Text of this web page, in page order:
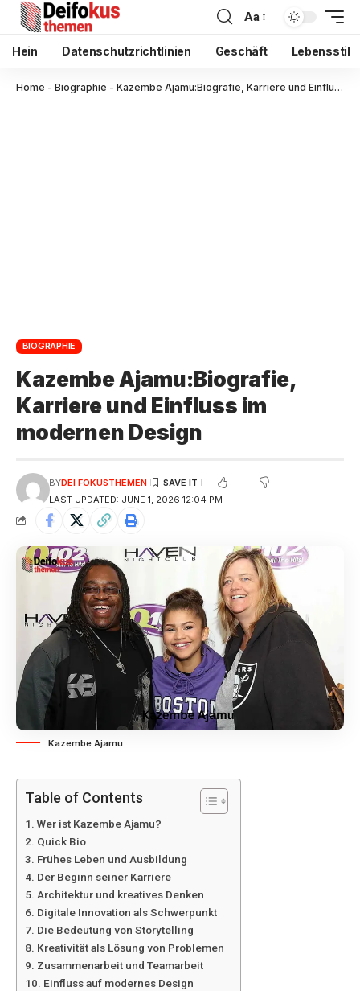
Aa
Hein Datenschutzrichtlinien Geschäft Lebensstil
Home - Biographie - Kazembe Ajamu:Biografie, Karriere und Einfluss im modernen Design
BIOGRAPHIE
Kazembe Ajamu:Biografie,
Karriere und Einfluss im
modernen Design
LAST UPDATED: JUNE 1, 2026 12:04 PM
BYDEI FOKUSTHEMEN
Kazembe Ajamu
Table of Contents
Wer ist Kazembe Ajamu?
Quick Bio
Frühes Leben und Ausbildung
Der Beginn seiner Karriere
Architektur und kreatives Denken
Digitale Innovation als Schwerpunkt
Die Bedeutung von Storytelling
Kreativität als Lösung von Problemen
Zusammenarbeit und Teamarbeit
Einfluss auf modernes Design